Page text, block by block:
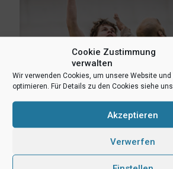
Cookie Zustimmung
verwalten
Wir verwenden Cookies, um unsere Website
optimieren. Für Details zu den Cookies siehe
Akzeptieren
Verwerfen